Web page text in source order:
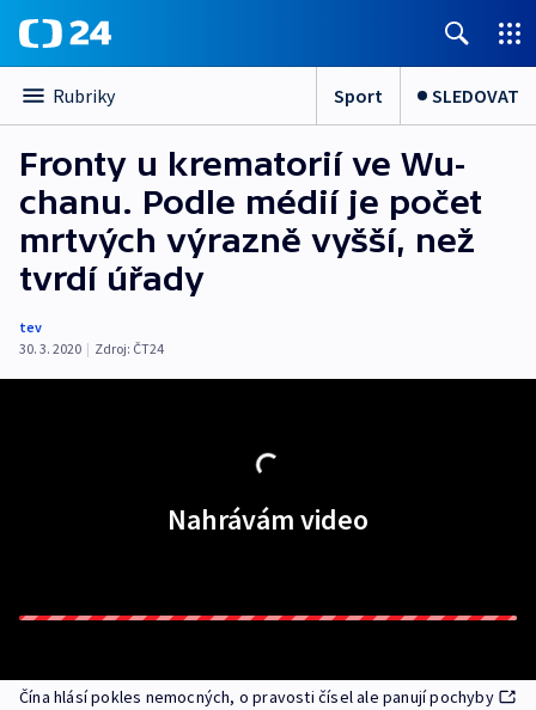
Rubriky Sport SLEDOVAT
Fronty u krematorií ve Wu-
chanu. Podle médií je počet
mrtvých výrazně vyšší, než
tvrdí úřady
tev
30. 3. 2020 | Zdroj: ČT24
Nahrávám video
Čína hlásí pokles nemocných, o pravosti čísel ale panují pochyby